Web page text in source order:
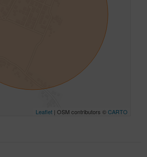
Leaflet| OSM contributors ©CARTO